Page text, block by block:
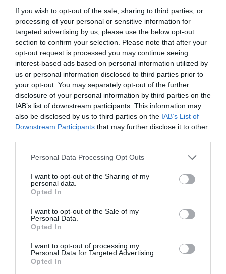
If you wish to opt-out of the sale, sharing to third parties, or
processing of your personal or sensitive information for
targeted advertising by us, please use the below opt-out
section to confirm your selection. Please note that after your
opt-out request is processed you may continue seeing
interest-based ads based on personal information utilized by
us or personal information disclosed to third parties prior to
your opt-out. You may separately opt-out of the further
disclosure of your personal information by third parties on the
IAB’s list of downstream participants. This information may
also be disclosed by us to third parties on the IAB’s List of
Downstream Participants that may further disclose it to other
Personal Data Processing Opt Outs
I want to opt-out of the Sharing of my
personal data.
Opted In
I want to opt-out of the Sale of my
Personal Data.
Opted In
I want to opt-out of processing my
Personal Data for Targeted Advertising.
Opted In
RÉPONDRE
ledude a commenté :
11 avril 2019 - 8 h 09 min
Belle initiative ! Merci AF
Marc la Bougressea commenté :
11 avril 2019 - 8 h 37 min
Un rangement pour mes talons en classe assistante de
RÉPONDRE
daisya commenté :
ah oui y pas de lobbies
c’est pas rentable